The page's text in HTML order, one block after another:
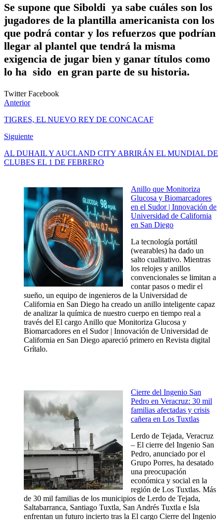
Se supone que Siboldi ya sabe cuáles son los
jugadores de la plantilla americanista con los
que podrá contar y los refuerzos que podrían
llegar al plantel que tendrá la misma
exigencia de jugar bien y ganar títulos como
lo ha sido en gran parte de su historia.
TwitterFacebook
Anterior
TIGRES, EL NUEVO REY DE CONCACAF
Siguiente
AL DUHAIL Y AUCLAND CITY ABRIRÁN EL MUNDIAL DE
CLUBES EL 1 DE FEBRERO
Anillo que Monitoriza
Glucosa y Biomarcadores
en el Sudor | Innovación de
Universidad de California
en San Diego
La tecnología portátil
(wearables) ha dado un
salto cualitativo. Mientras
los relojes y anillos
convencionales se limitan a
contar pasos o medir el
sueño, un equipo de ingenieros de la Universidad de
California en San Diego ha creado un anillo inteligente capaz
de analizar la química de nuestro cuerpo en tiempo real a
través del El cargo Anillo que Monitoriza Glucosa y
Biomarcadores en el Sudor | Innovación de Universidad de
California en San Diego apareció primero en Revista digital
Grítalo.
Cierre del Ingenio San
Pedro en Veracruz: 30 mil
familias afectadas y crisis
cañera en Los Tuxtlas
Lerdo de Tejada, Veracruz
– El cierre del Ingenio San
Pedro, anunciado por el
Grupo Porres, ha desatado
una preocupación
económica y social en la
región de Los Tuxtlas. Más
de 30 mil familias de los municipios de Lerdo de Tejada,
Saltabarranca, Santiago Tuxtla, San Andrés Tuxtla e Isla
enfrentan un futuro incierto tras la El cargo Cierre del Ingenio